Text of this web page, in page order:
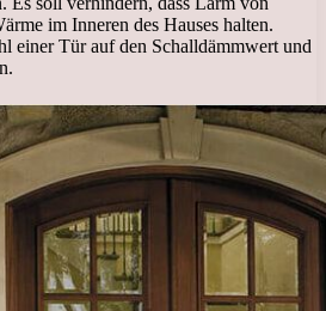
im Inneren des Hauses halten.
einer Tür auf den Schalldämmwert und